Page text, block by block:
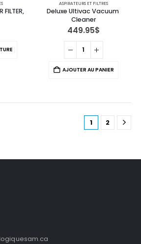
FILTER,
ASPIRATEURS ET FILTRES
Deluxe Ultivac Vacuum
Cleaner
449.95$
AJOUTER AU PANIER
1 2